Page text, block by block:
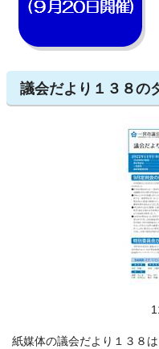
議会だより１３８の
紙媒体の議会だより１３８